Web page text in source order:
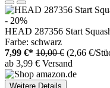
- 20%
HEAD 287356 Start
Farbe: schwarz
7,99 €* 10,00 € (2,66 €/
ab 3,99 € Versand
Weitere Details